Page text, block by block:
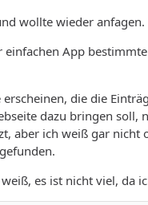
wollte wieder
App
die die
dazu bringen
aber ich weiß gar
es ist nicht viel, da